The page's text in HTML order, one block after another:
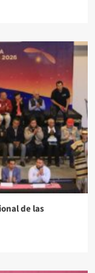
de las